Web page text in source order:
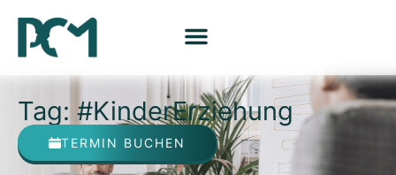
Tag: #KinderErziehung
TERMIN BUCHEN